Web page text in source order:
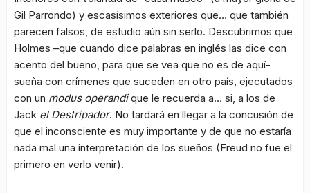
Gil Parrondo) y escasísimos exteriores que… que también
parecen falsos, de estudio aún sin serlo. Descubrimos que
Holmes –que cuando dice palabras en inglés las dice con
acento del bueno, para que se vea que no es de aquí-
sueña con crímenes que suceden en otro país, ejecutados
con un modus operandique le recuerda a… si, a los de
Jack el Destripador. No tardará en llegar a la concusión de
que el inconsciente es muy importante y de que no estaría
nada mal una interpretación de los sueños (Freud no fue el
primero en verlo venir).